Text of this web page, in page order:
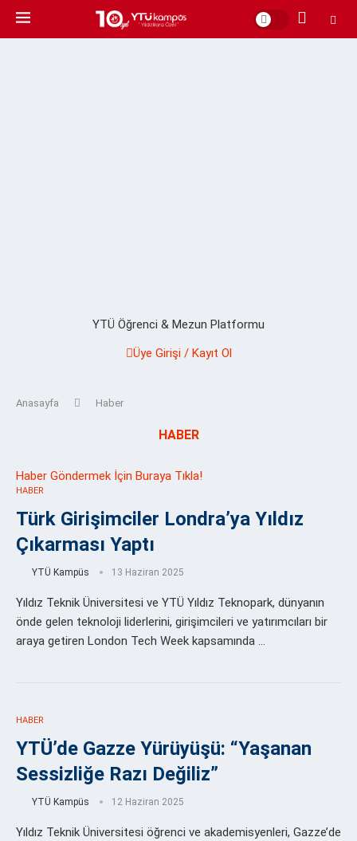
YTÜ Öğrenci & Mezun Platformu
Üye Girişi / Kayıt Ol
Anasayfa Haber
HABER
Haber Göndermek İçin Buraya Tıkla!
HABER
Türk Girişimciler Londra’ya Yıldız
Çıkarması Yaptı
YTÜ Kampüs 13 Haziran 2025
Yıldız Teknik Üniversitesi ve YTÜ Yıldız Teknopark, dünyanın
önde gelen teknoloji liderlerini, girişimcileri ve yatırımcıları bir
araya getiren London Tech Week kapsamında …
HABER
YTÜ’de Gazze Yürüyüşü: “Yaşanan
Sessizliğe Razı Değiliz”
YTÜ Kampüs 12 Haziran 2025
Yıldız Teknik Üniversitesi öğrenci ve akademisyenleri, Gazze’de